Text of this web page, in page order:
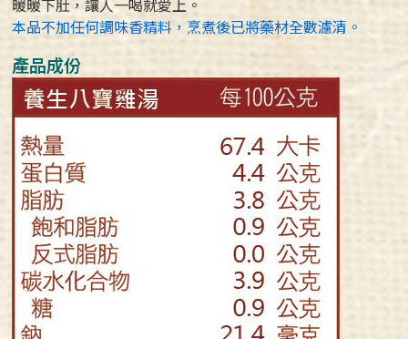
暖暖下肚，讓人一喝就愛上。
本品不加任何調味香精料，烹煮後已將藥材全數濾清。
產品成份